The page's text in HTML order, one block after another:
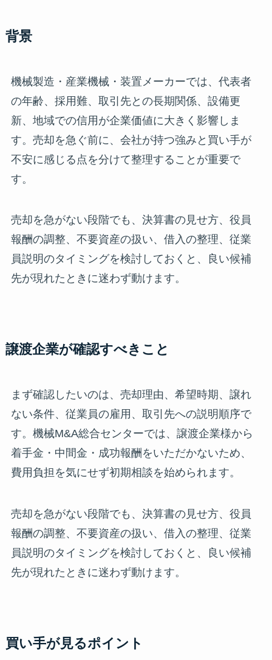
背景
機械製造・産業機械・装置メーカーでは、代表者
の年齢、採用難、取引先との長期関係、設備更
新、地域での信用が企業価値に大きく影響しま
す。売却を急ぐ前に、会社が持つ強みと買い手が
不安に感じる点を分けて整理することが重要で
す。
売却を急がない段階でも、決算書の見せ方、役員
報酬の調整、不要資産の扱い、借入の整理、従業
員説明のタイミングを検討しておくと、良い候補
先が現れたときに迷わず動けます。
譲渡企業が確認すべきこと
まず確認したいのは、売却理由、希望時期、譲れ
ない条件、従業員の雇用、取引先への説明順序で
す。機械M&A総合センターでは、譲渡企業様から
着手金・中間金・成功報酬をいただかないため、
費用負担を気にせず初期相談を始められます。
売却を急がない段階でも、決算書の見せ方、役員
報酬の調整、不要資産の扱い、借入の整理、従業
員説明のタイミングを検討しておくと、良い候補
先が現れたときに迷わず動けます。
買い手が見るポイント